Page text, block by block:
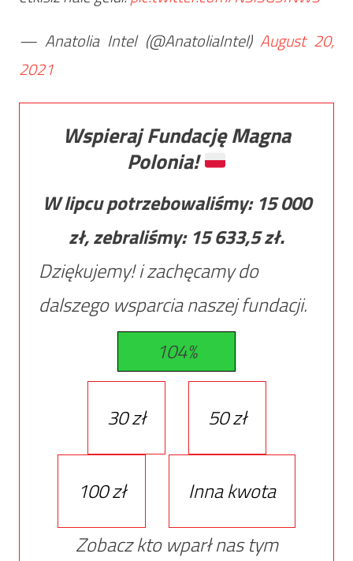
— Anatolia Intel (@AnatoliaIntel) August 20,
2021
Wspieraj Fundację Magna
Polonia!
W lipcu potrzebowaliśmy: 15 000
zł, zebraliśmy: 15 633,5zł.
Dziękujemy! i zachęcamy do
dalszego wsparcia naszej fundacji.
104%
30 zł 50 zł
100 zł
Inna kwota
Zobacz kto wparł nas tym